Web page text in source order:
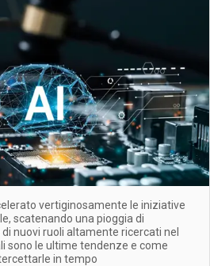
vertiginosamente le iniziative
scatenando una pioggia di
nuovi ruoli altamente ricercati nel
sono le ultime tendenze e come
in tempo